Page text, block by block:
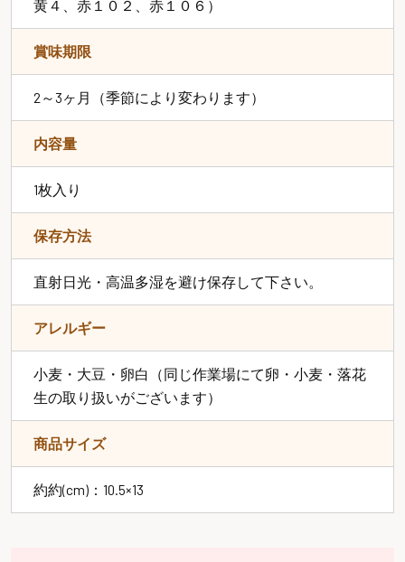
黄４、赤１０２、赤１０６）
賞味期限
2～3ヶ月（季節により変わります）
内容量
1枚入り
保存方法
直射日光・高温多湿を避け保存して下さい。
アレルギー
小麦・大豆・卵白（同じ作業場にて卵・小麦・落花
生の取り扱いがございます）
商品サイズ
約約(cm)：10.5×13